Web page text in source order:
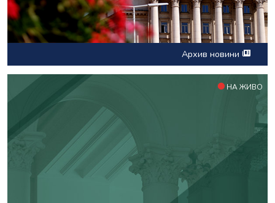
Архив новини
НА ЖИВО